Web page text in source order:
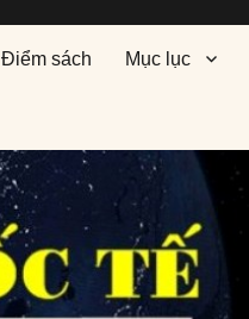
Điểm sách Mục lục